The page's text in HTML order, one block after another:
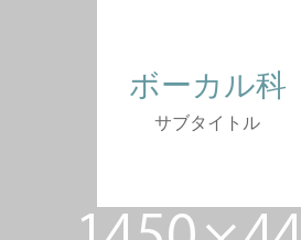
ボーカル科
サブタイトル